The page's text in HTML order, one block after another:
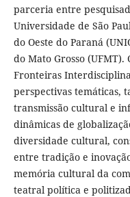
parceria entre
Universidade de São
do Oeste do Paraná
do Mato Grosso
Fronteiras
perspectivas temáticas,
transmissão cultural e
dinâmicas de
diversidade cultural,
entre tradição e
memória cultural da
teatral política e